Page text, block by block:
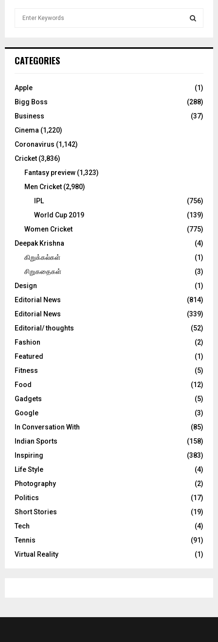
h
o
:
C
CATEGORIES
Apple
(1)
Bigg Boss
(288)
Business
(37)
Cinema (1,220)
Coronavirus (1,142)
Cricket (3,836)
Fantasy preview (1,323)
Men Cricket (2,980)
IPL
(756)
World Cup 2019
(139)
Women Cricket
(775)
Deepak Krishna
(4)
கிறுக்கல்கள்
(1)
சிறுகதைகள்
(3)
Design
(1)
Editorial News
(814)
Editorial News
(339)
Editorial/ thoughts
(52)
Fashion
(2)
Featured
(1)
Fitness
(5)
Food
(12)
Gadgets
(5)
Google
(3)
In Conversation With
(85)
Indian Sports
(158)
Inspiring
(383)
Life Style
(4)
Photography
(2)
Politics
(17)
Short Stories
(19)
Tech
(4)
Tennis
(91)
Virtual Reality
(1)